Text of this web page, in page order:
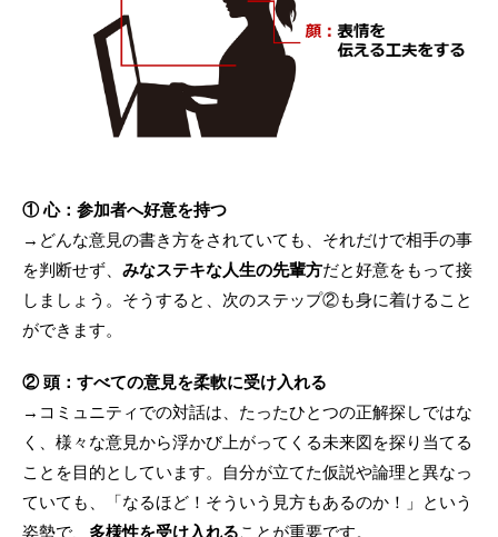
① 心：参加者へ好意を持つ
→どんな意見の書き方をされていても、それだけで相手の事
を判断せず、 みなステキな人生の先輩方だと好意をもって接
しましょう。そうすると、次のステップ②も身に着けること
ができます。
② 頭：すべての意見を柔軟に受け入れる
→コミュニティでの対話は、たったひとつの正解探しではな
く、様々な意見から浮かび上がってくる未来図を探り当てる
ことを目的としています。自分が立てた仮説や論理と異なっ
ていても、「なるほど！そういう見方もあるのか！」という
姿勢で、 多様性を受け入れることが重要です。